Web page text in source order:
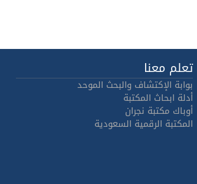
تعلم معنا
بوابة الإكتشاف والبحث الموحد
أدلة ابحاث المكتبة
أوباك مكتبة نجران
المكتبة الرقمية السعودية